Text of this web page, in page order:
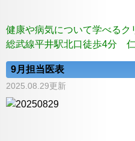
健康や病気について学べるク
総武線平井駅北口徒歩4分
9月担当医表
2025.08.29更新